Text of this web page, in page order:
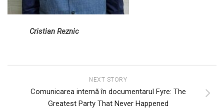
Cristian Reznic
NEXT STORY
Comunicarea internă în documentarul Fyre: The
Greatest Party That Never Happened